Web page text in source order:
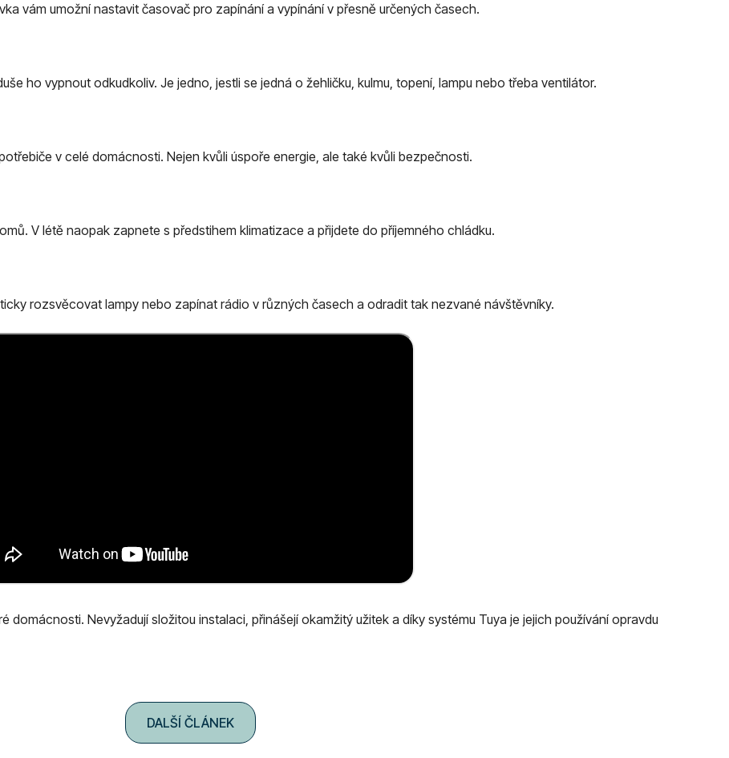
vám umožní nastavit časovač pro zapínání a vypínání v přesně určených časech.
ho vypnout odkudkoliv. Je jedno, jestli se jedná o žehličku, kulmu, topení, lampu nebo třeba ventilátor.
v celé domácnosti. Nejen kvůli úspoře energie, ale také kvůli bezpečnosti.
V létě naopak zapnete s předstihem klimatizace a přijdete do příjemného chládku.
rozsvěcovat lampy nebo zapínat rádio v různých časech a odradit tak nezvané návštěvníky.
domácnosti. Nevyžadují složitou instalaci, přinášejí okamžitý užitek a díky systému Tuya je jejich používání opravdu
DALŠÍ ČLÁNEK